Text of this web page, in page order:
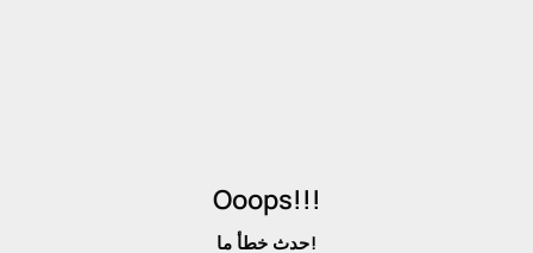
Ooops!!!
حدث خطأ ما!